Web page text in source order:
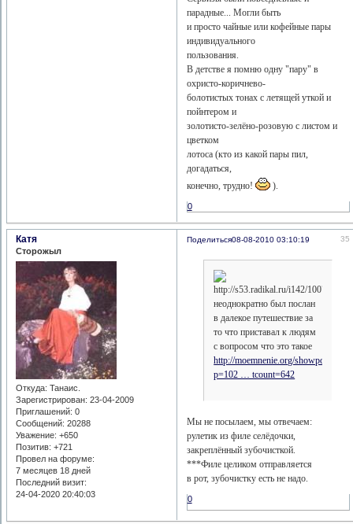
парадные... Могли быть
и просто чайные или кофейные пары
индивидуального
пользования.
В детстве я помню одну "пару" в
охристо-коричнево-
болотистых тонах с летящей уткой и
пойнтером и
золотисто-зелёно-розовую с листом и
цветком
лотоса (кто из какой пары пил,
догадаться,
конечно, трудно!
).
0
Поделиться 35
08-08-2010 03:10:19
Катя
Сторожыл
Откуда: Танаис.
Зарегистрирован: 23-04-2009
Приглашений: 0
Сообщений: 20288
Уважение: +650
Позитив: +721
Провел на форуме:
7 месяцев 18 дней
Последний визит:
24-04-2020 20:40:03
неоднократно был послан
в далекое путешествие за
то что приставал к людям
с вопросом что это такое
http://moemnenie.org/showpost.php?
p=102 … tcount=642
Мы не посылаем, мы отвечаем:
рулетик из филе селёдочки,
закреплённый зубочисткой.
***Филе целиком отправляется
в рот, зубочистку есть не надо.
0